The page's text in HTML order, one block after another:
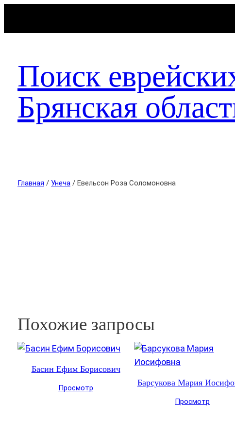
Поиск
Брянская
Главная / Унеча / Евельсон Роза Соломоновна
Похожие запросы
Басин Ефим Борисович
Просмотр
Барсукова Мария
Просмотр